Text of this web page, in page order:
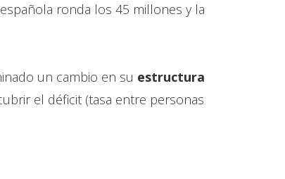
ronda los 45 millones y la
un cambio en su estructura
el déficit (tasa entre personas